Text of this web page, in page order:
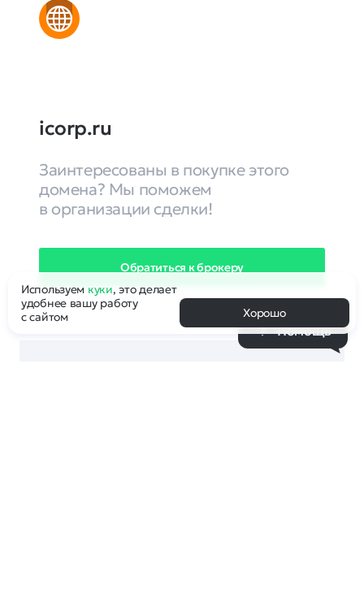
icorp.ru
Заинтересованы в покупке этого
домена? Мы поможем
в организации сделки!
Обратиться к брокеру
Используем куки, это делает
удобнее вашу работу
с сайтом
Хорошо
Помощь